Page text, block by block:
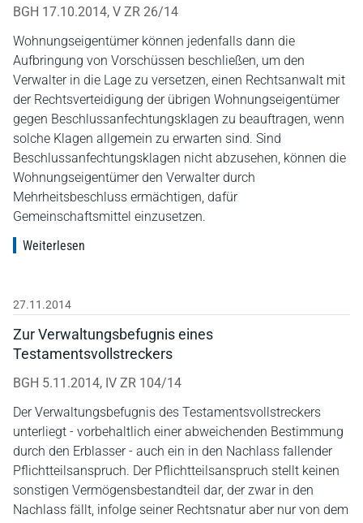
BGH 17.10.2014, V ZR 26/14
Wohnungseigentümer können jedenfalls dann die
Aufbringung von Vorschüssen beschließen, um den
Verwalter in die Lage zu versetzen, einen Rechtsanwalt mit
der Rechtsverteidigung der übrigen Wohnungseigentümer
gegen Beschlussanfechtungsklagen zu beauftragen, wenn
solche Klagen allgemein zu erwarten sind. Sind
Beschlussanfechtungsklagen nicht abzusehen, können die
Wohnungseigentümer den Verwalter durch
Mehrheitsbeschluss ermächtigen, dafür
Gemeinschaftsmittel einzusetzen.
Weiterlesen
27.11.2014
Zur Verwaltungsbefugnis eines
Testamentsvollstreckers
BGH 5.11.2014, IV ZR 104/14
Der Verwaltungsbefugnis des Testamentsvollstreckers
unterliegt - vorbehaltlich einer abweichenden Bestimmung
durch den Erblasser - auch ein in den Nachlass fallender
Pflichtteilsanspruch. Der Pflichtteilsanspruch stellt keinen
sonstigen Vermögensbestandteil dar, der zwar in den
Nachlass fällt, infolge seiner Rechtsnatur aber nur von dem